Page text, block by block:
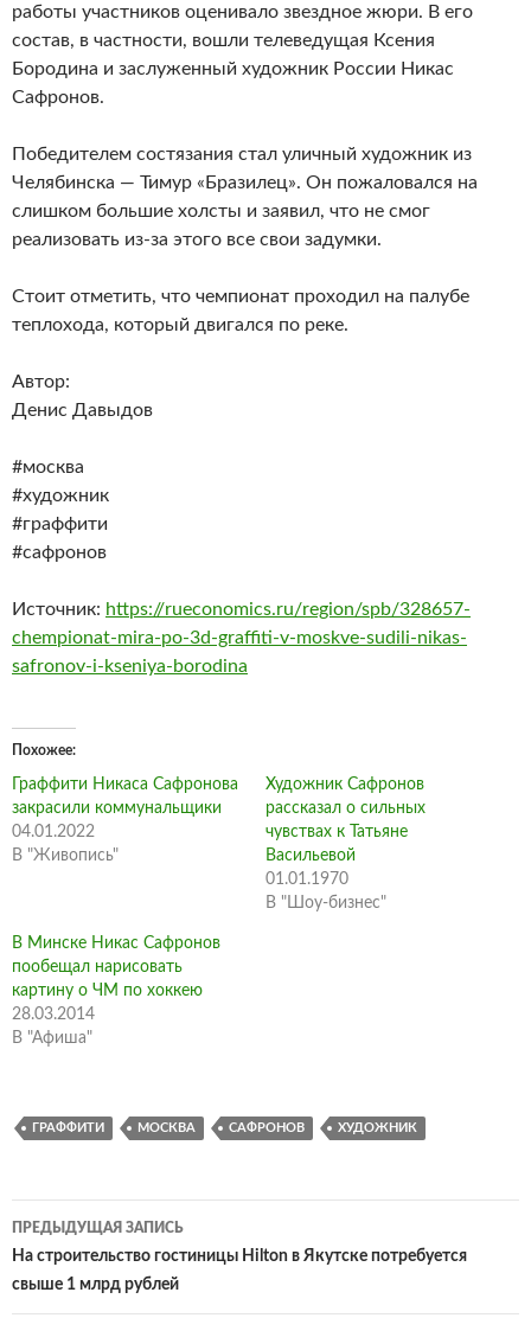
работы участников оценивало звездное жюри. В его
состав, в частности, вошли телеведущая Ксения
Бородина и заслуженный художник России Никас
Сафронов.
Победителем состязания стал уличный художник из
Челябинска — Тимур «Бразилец». Он пожаловался на
слишком большие холсты и заявил, что не смог
реализовать из-за этого все свои задумки.
Стоит отметить, что чемпионат проходил на палубе
теплохода, который двигался по реке.
Автор:
Денис Давыдов
#москва
#художник
#граффити
#сафронов
Источник: https://rueconomics.ru/region/spb/328657-
chempionat-mira-po-3d-graffiti-v-moskve-sudili-nikas-
safronov-i-kseniya-borodina
Похожее
Граффити Никаса Сафронова
закрасили коммунальщики
04.01.2022
В "Живопись"
Художник Сафронов
рассказал о сильных
чувствах к Татьяне
Васильевой
01.01.1970
В "Шоу-бизнес"
В Минске Никас Сафронов
пообещал нарисовать
картину о ЧМ по хоккею
28.03.2014
В "Афиша"
ГРАФФИТИ МОСКВА САФРОНОВ ХУДОЖНИК
Навигация
по
записям
ПРЕДЫДУЩАЯ ЗАПИСЬ
На строительство гостиницы Hilton в Якутске потребуется
свыше 1 млрд рублей